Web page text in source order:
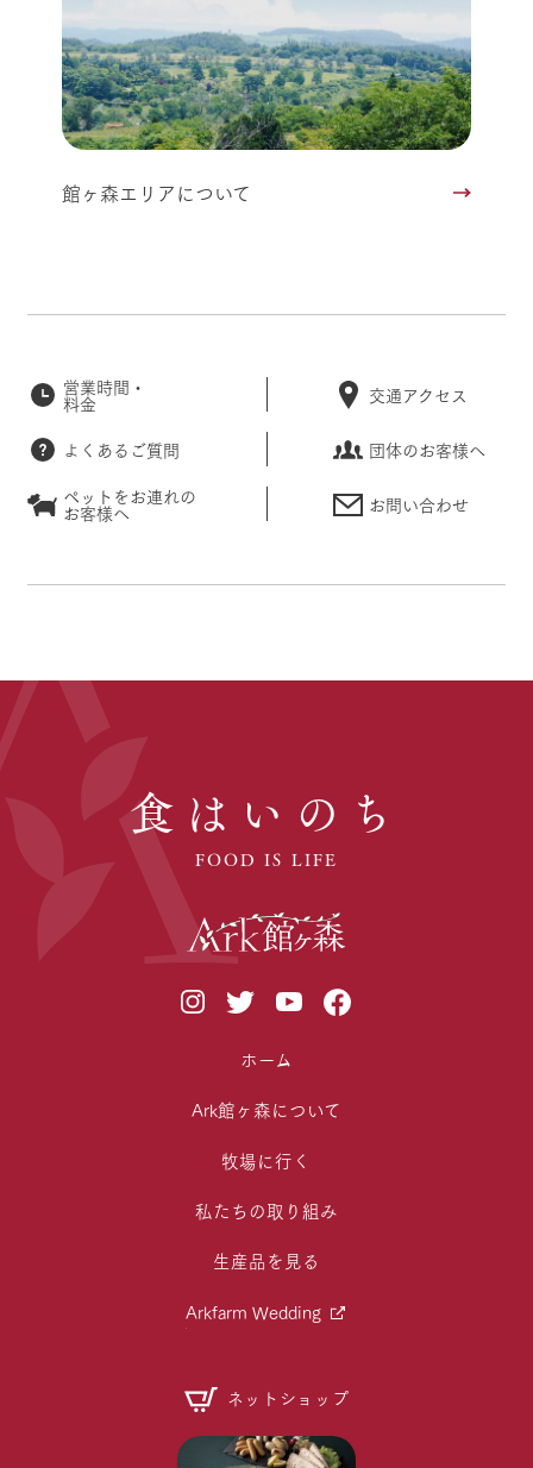
館ヶ森エリアについて
営業時間・
料金 交通アクセス
よくあるご質問
団体のお客様へ
ペットをお連れの
お客様へ お問い合わせ
食はいのち
FOOD IS LIFE
ホーム
Ark館ヶ森について
牧場に行く
私たちの取り組み
生産品を見る
Arkfarm Wedding
ネットショップ